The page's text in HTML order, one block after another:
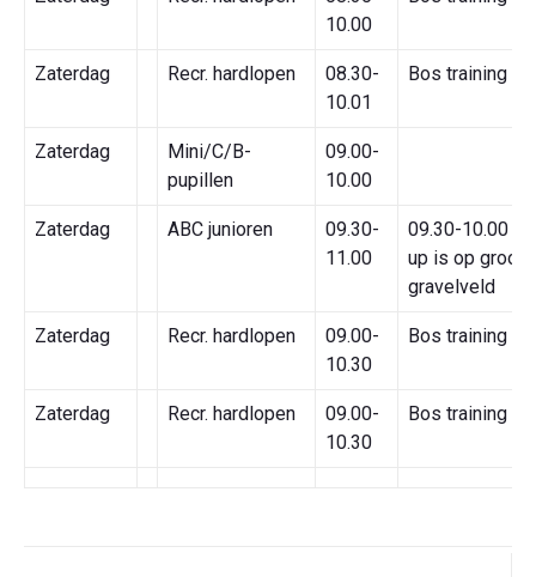
10.00
Zaterdag Recr. hardlopen
08.30-
10.01
Bos training
Zaterdag
Mini/C/B-
pupillen
09.00-
10.00
Zaterdag ABC junioren
09.30-
11.00
09.30-10.00
up is op groot
gravelveld
Zaterdag Recr. hardlopen
09.00-
10.30
Bos training
Zaterdag Recr. hardlopen
09.00-
10.30
Bos training